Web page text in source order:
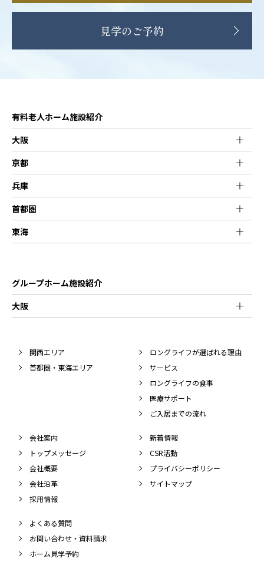
見学のご予約
有料老人ホーム施設紹介
大阪
京都
兵庫
首都圏
東海
グループホーム施設紹介
大阪
関西エリア
首都圏・東海エリア
ロングライフが選ばれる理由
サービス
ロングライフの食事
医療サポート
ご入居までの流れ
会社案内
トップメッセージ
会社概要
会社沿革
採用情報
新着情報
CSR活動
プライバシーポリシー
サイトマップ
よくある質問
お問い合わせ・資料請求
ホーム見学予約